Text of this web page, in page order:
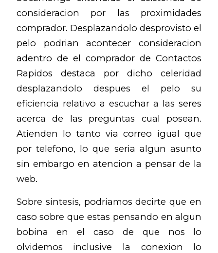
consideracion por las proximidades
comprador. Desplazandolo desprovisto el
pelo podrian acontecer consideracion
adentro de el comprador de Contactos
Rapidos destaca por dicho celeridad
desplazandolo despues el pelo su
eficiencia relativo a escuchar a las seres
acerca de las preguntas cual posean.
Atienden lo tanto via correo igual que
por telefono, lo que seria algun asunto
sin embargo en atencion a pensar de la
web.
Sobre sintesis, podri­amos decirte que en
caso sobre que estas pensando en algun
bobina en el caso de que nos lo
olvidemos inclusive la conexion lo